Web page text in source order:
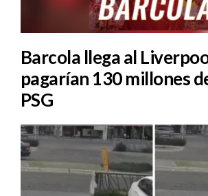
Barcola llega al
pagarían 130 millones
PSG